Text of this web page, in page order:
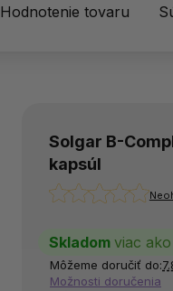
Hodnotenie tovaru
Solgar B-
kapsúl
Skladom viac
Môžeme doručiť do:
Možnosti doručenia